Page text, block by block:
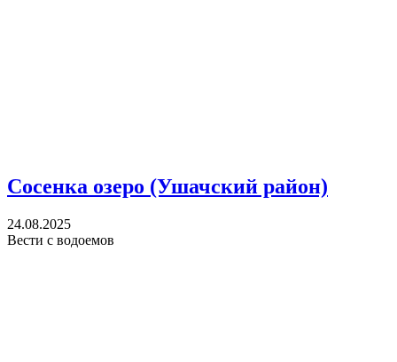
Сосенка озеро (Ушачский район)
24.08.2025
Вести с водоемов